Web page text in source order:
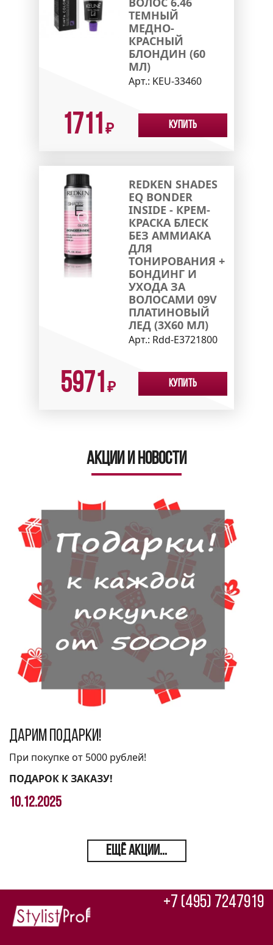
ТЕМНЫЙ
МЕДНО-
КРАСНЫЙ
БЛОНДИН (60
МЛ)
Арт.: KEU-33460
1711 ₽ Купить
REDKEN SHADES
EQ BONDER
INSIDE - КРЕМ-
КРАСКА БЛЕСК
БЕЗ АММИАКА
ДЛЯ
ТОНИРОВАНИЯ +
БОНДИНГ И
УХОДА ЗА
ВОЛОСАМИ 09V
ПЛАТИНОВЫЙ
ЛЕД (3X60 МЛ)
Арт.: Rdd-E3721800
5971 ₽ Купить
Акции и новости
Дарим подарки!
При покупке от 5000 рублей!
ПОДАРОК К ЗАКАЗУ!
10.12.2025
ЕЩЁ АКЦИИ...
+7 (495) 7247919